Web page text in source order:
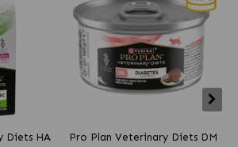
Diets HA
Pro Plan Veterinary Diets DM